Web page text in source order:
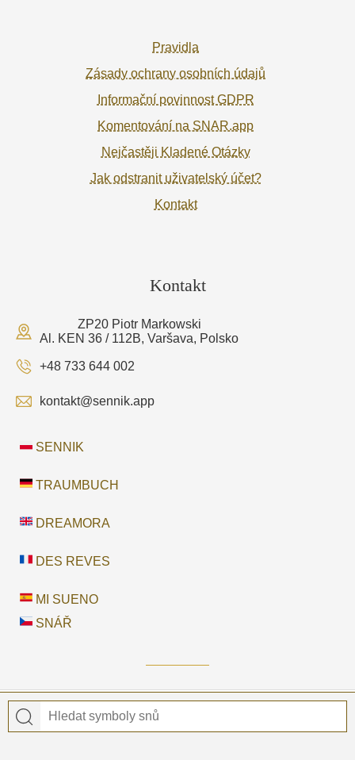
Pravidla
Zásady ochrany osobních údajů
Informační povinnost GDPR
Komentování na SNAR.app
Nejčastěji Kladené Otázky
Jak odstranit uživatelský účet?
Kontakt
Kontakt
ZP20 Piotr Markowski
Al. KEN 36 / 112B, Varšava, Polsko
+48 733 644 002
kontakt@sennik.app
SENNIK
TRAUMBUCH
DREAMORA
DES REVES
MI SUENO
SNÁŘ
© 2026 Snář